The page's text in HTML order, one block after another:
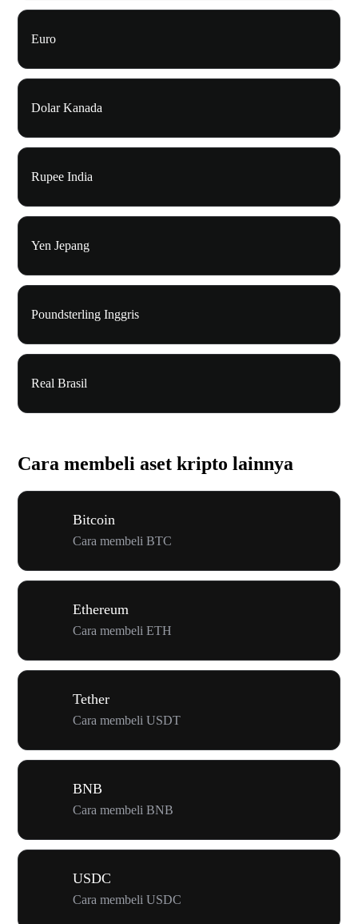
Euro
Dolar Kanada
Rupee India
Yen Jepang
Poundsterling Inggris
Real Brasil
Cara membeli aset kripto lainnya
Bitcoin
Cara membeli BTC
Ethereum
Cara membeli ETH
Tether
Cara membeli USDT
BNB
Cara membeli BNB
USDC
Cara membeli USDC